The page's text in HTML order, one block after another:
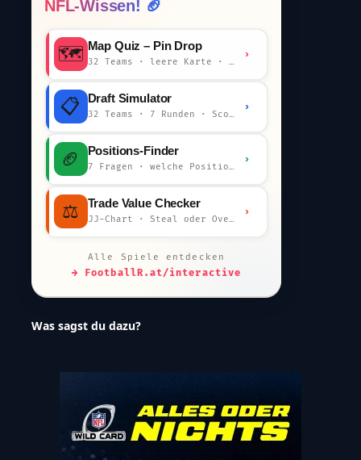
NFL-Wissen! 🏈
🗺️ Map Quiz – Pin Drop
32 Teams · leere Karte · km-Wertung
›
📋 Draft Simulator
32 Teams · 7 Runden · Scout-Kommentar
›
🏈 Positions-Finder
7 Fragen · welche Position bist du?
›
⚖️ Trade Value Checker
JJ-Chart · Steal oder Overpay?
›
Alle Spiele entdecken
→ FootballR.at/interactive
Was sagst du dazu?